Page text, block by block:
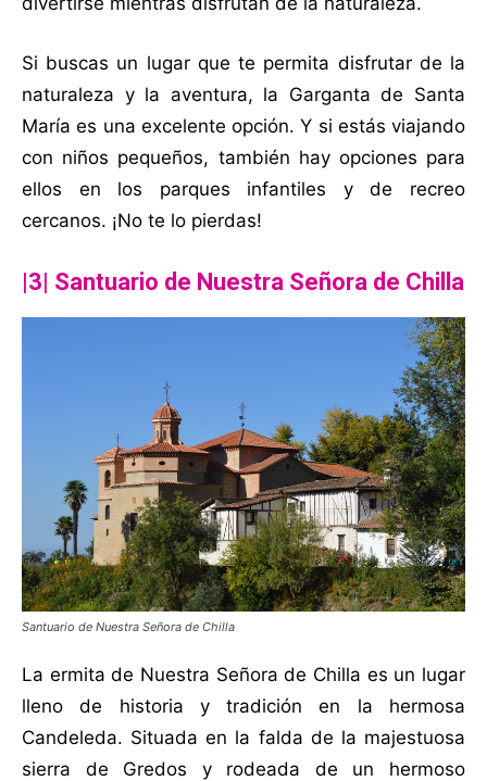
Si buscas un lugar que te permita disfrutar de la
naturaleza y la aventura, la Garganta de Santa
María es una excelente opción. Y si estás viajando
con niños pequeños, también hay opciones para
ellos en los parques infantiles y de recreo
cercanos. ¡No te lo pierdas!
|3| Santuario de Nuestra Señora de Chilla
Santuario de Nuestra Señora de Chilla
La ermita de Nuestra Señora de Chilla es un lugar
lleno de historia y tradición en la hermosa
Candeleda. Situada en la falda de la majestuosa
sierra de Gredos y rodeada de un hermoso